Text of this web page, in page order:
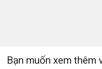
Bạn muốn xem thêm